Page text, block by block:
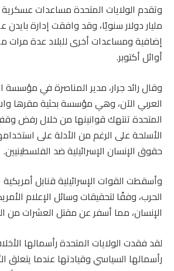
مليار دولار سنويًا، وقد وافقت إدارة
إضافية ومساعدات أخرى للبلاد عدة مرات
أوائل أكتوبر.
وقال رائد جرار، مدير المناصرة في مؤسسة
العربي الآن، وهي مؤسسة بحثية مقرها
المتحدة تنتهك قوانينها من خلال رفض
الأسلحة على الرغم من الأدلة على
حقوق الإنسان الإسرائيلية ضد الفلسطينيين.
وأسقطت القوات الإسرائيلية قنابل
الحرب، وفقًا لتحقيقات وسائل الإعلام
الإنسان، مما أسفر عن مقتل العشرات من
لقد فقدت الولايات المتحدة رأسمالها
رأسمالها السياسي وقيادتها عندما يتعلق